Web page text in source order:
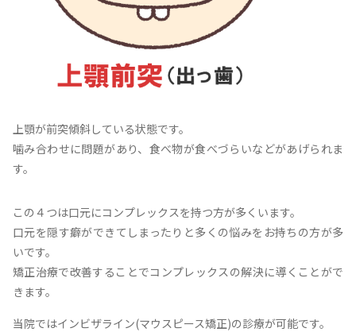
上顎が前突傾斜している状態です。
噛み合わせに問題があり、食べ物が食べづらいなどがあげられま
す。
この４つは口元にコンプレックスを持つ方が多くいます。
口元を隠す癖ができてしまったりと多くの悩みをお持ちの方が多
いです。
矯正治療で改善することでコンプレックスの解決に導くことがで
きます。
当院ではインビザライン(マウスピース矯正)の診療が可能です。